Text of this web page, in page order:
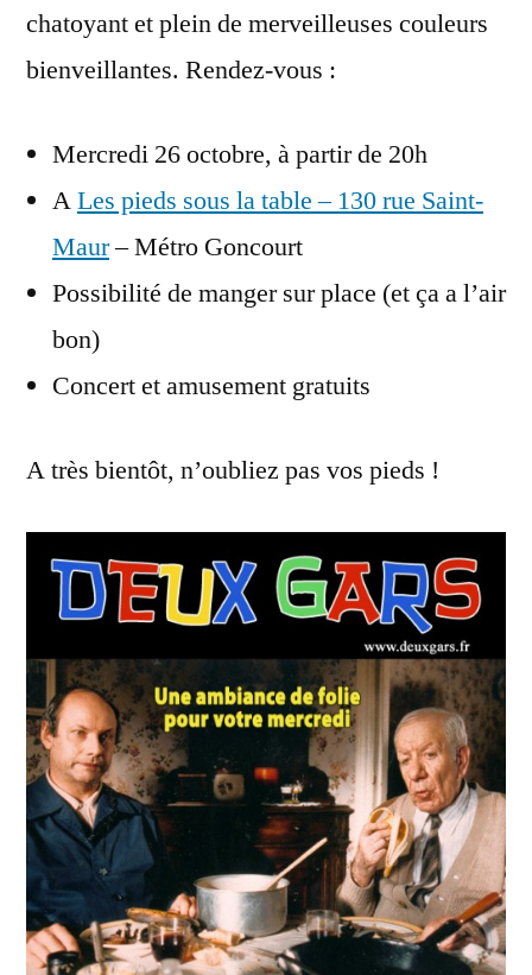
chatoyant et plein de merveilleuses couleurs
bienveillantes. Rendez-vous :
Mercredi 26 octobre, à partir de 20h
ALes pieds sous la table – 130 rue Saint-
Maur– Métro Goncourt
Possibilité de manger sur place (et ça a l’air
bon)
Concert et amusement gratuits
A très bientôt, n’oubliez pas vos pieds !